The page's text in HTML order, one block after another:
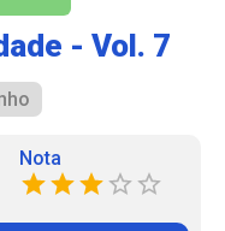
- Vol. 7
Nota